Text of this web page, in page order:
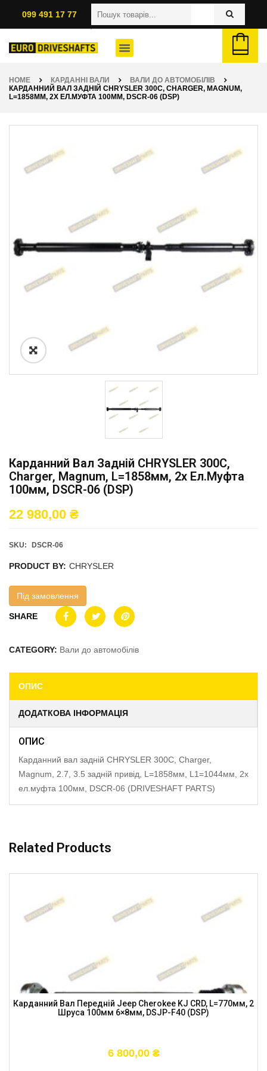
099 491 17 77
HOME КАРДАННІ ВАЛИ
ВАЛИ ДО АВТОМОБІЛІВ
КАРДАННИЙ ВАЛ ЗАДНІЙ CHRYSLER 300C, CHARGER, MAGNUM,
L=1858ММ, 2X ЕЛ.МУФТА 100ММ, DSCR-06 (DSP)
Карданний Вал Задній CHRYSLER 300C,
Charger, Magnum, L=1858мм, 2x Ел.муфта
100мм, DSCR-06 (DSP)
22 980,00 ₴
SKU: DSCR-06
PRODUCT BY: CHRYSLER
Під замовлення
SHARE
CATEGORY: Вали до автомобілів
ОПИС
ДОДАТКОВА ІНФОРМАЦІЯ
ОПИС
Карданний вал задній CHRYSLER 300C, Charger,
Magnum, 2.7, 3.5 задній привід, L=1858мм, L1=1044мм, 2x
ел.муфта 100мм, DSCR-06 (DRIVESHAFT PARTS)
Related Products
Карданний Вал Передній Jeep Cherokee KJ CRD, L=770мм, 2
Шруса 100мм 6×8мм, DSJP-F40 (DSP)
6 800,00 ₴